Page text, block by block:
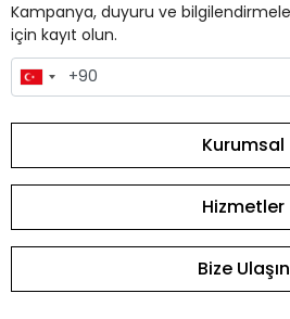
Kampanya, duyuru ve
için kayıt olun.
Kurumsal
Hizmetler
Bize Ulaşın